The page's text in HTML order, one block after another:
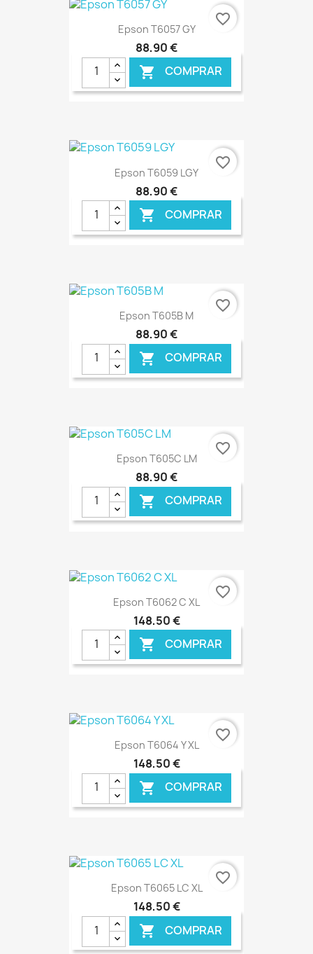
€ ONLINE
Epson T6057 GY
88,90 €
 COMPRAR
€ ONLINE
favorite_border
Epson T6059 LGY
88,90 €
 COMPRAR
€ ONLINE
favorite_border
Epson T605B M
88,90 €
 COMPRAR
€ ONLINE
favorite_border
Epson T605C LM
88,90 €
 COMPRAR
€ ONLINE
favorite_border
Epson T6062 C XL
148,50 €
 COMPRAR
€ ONLINE
favorite_border
Epson T6064 Y XL
148,50 €
 COMPRAR
€ ONLINE
favorite_border
Epson T6065 LC XL
148,50 €
 COMPRAR
favorite_border